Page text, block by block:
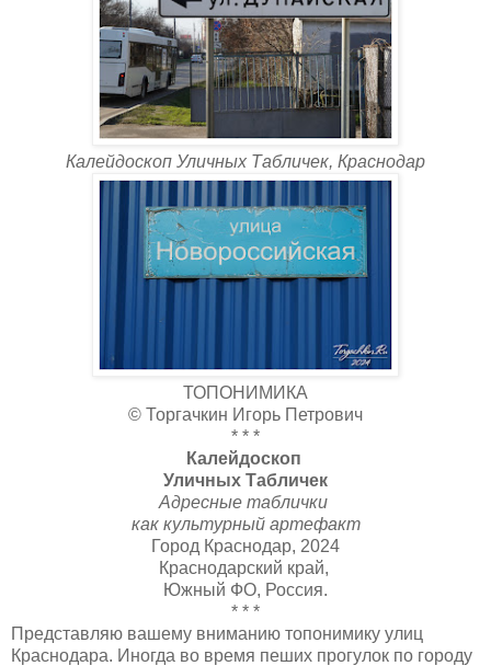
Калейдоскоп Уличных Табличек, Краснодар
ТОПОНИМИКА
© Торгачкин Игорь Петрович
* * *
Калейдоскоп
Уличных Табличек
Адресные таблички
как культурный артефакт
Город Краснодар, 2024
Краснодарский край,
Южный ФО, Россия.
* * *
Представляю вашему вниманию топонимику улиц
Краснодара. Иногда во время пеших прогулок по городу